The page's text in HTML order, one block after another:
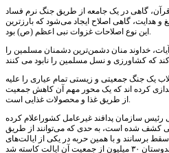
گاهی در یک جامعه از طریق جنگ نرم فساد
و هدایت، گاهی اصلاح ایجاد می‌شود که بارزترین
این نوع اصلاحات غزوات نبی اعظم (ص) بود.
خداوند منان دشمن‌ترین دشمنان مسلمین را
یک جنگ جمعیتی و زیستی تمام عیاری را علیه
کرده اند که یک محور مهم آن کاهش جمعیت
از طریق غذا و محصولات غذایی است.
رئیس سازمان پدافند غیرعامل کشوراعلام کرده
کشف شده است، به حدی که می‌توانند از طریق
۱۸ مورد آنرا به سقط برسانند و با همین حربه در یکی از ایالت‌های